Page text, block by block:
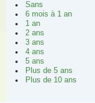
Sans
6 mois à 1 an
1 an
2 ans
3 ans
4 ans
5 ans
Plus de 5 ans
Plus de 10 ans